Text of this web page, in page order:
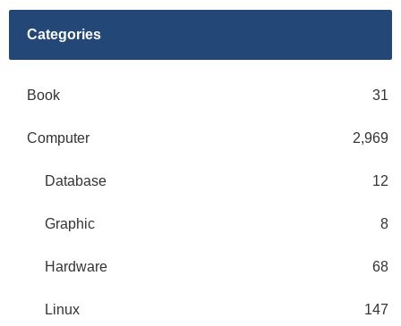
Categories
Book 31
Computer 2,969
Database 12
Graphic 8
Hardware 68
Linux 147